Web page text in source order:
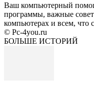
Ваш компьютерный
программы, важные
компьютерах и всем, что
© Pc-4you.ru
БОЛЬШЕ ИСТОРИЙ